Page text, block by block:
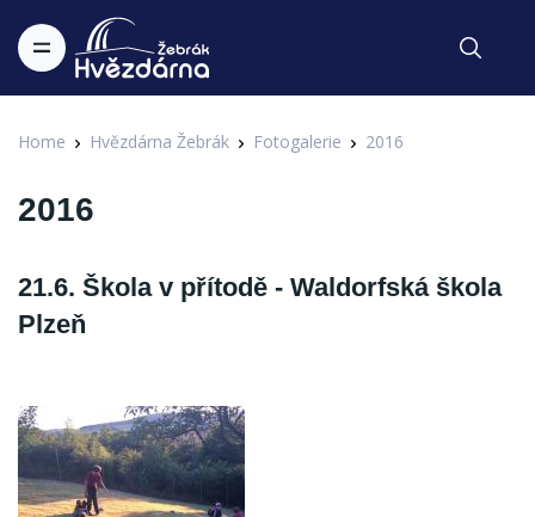
Home Hvězdárna Žebrák Fotogalerie 2016
2016
21.6. Škola v přítodě - Waldorfská škola
Plzeň